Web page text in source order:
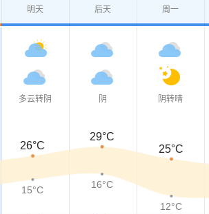
明天 后天 周一
多云转阴 阴 阴转晴
26°C
29°C
25°C
15°C
16°C
12°C